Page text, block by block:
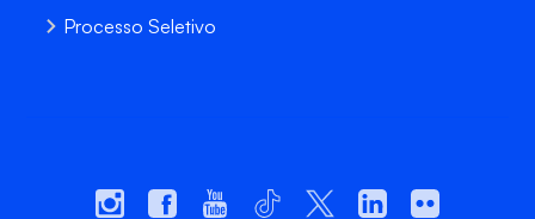
Processo Seletivo